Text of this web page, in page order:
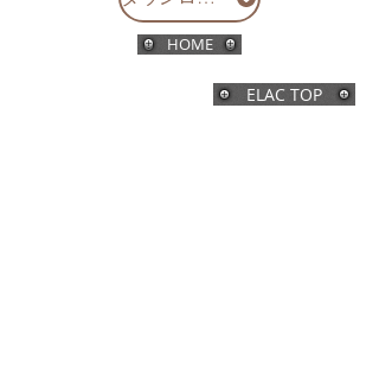
HOME
ELAC TOP